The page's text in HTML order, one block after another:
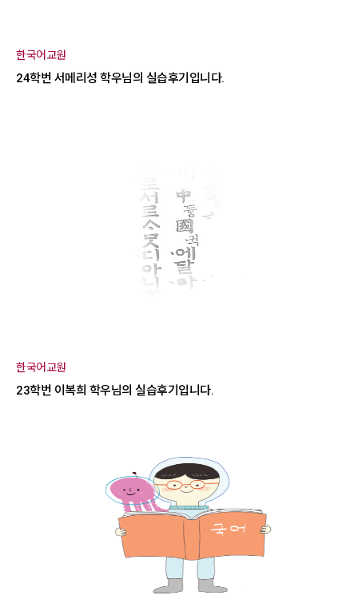
한국어교원
24학번 서메리성 학우님의 실습후기입니다.
한국어교원
23학번 이복희 학우님의 실습후기입니다.